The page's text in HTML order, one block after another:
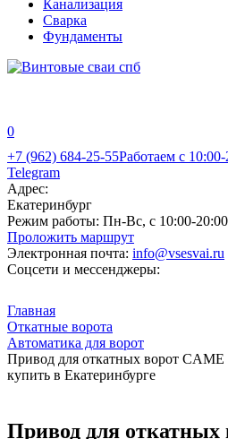
Канализация
Сварка
Фундаменты
0
+7 (962) 684-25-55Работаем с
Telegram
Адрес:
Екатеринбург
Режим работы: Пн-Вс, с 10:00-20:00
Проложить маршрут
Электронная почта: info@vsesvai.ru
Соцсети и мессенджеры:
Главная
Откатные ворота
Автоматика для ворот
Привод для откатных ворот
купить в Екатеринбурге
Привод для откатных